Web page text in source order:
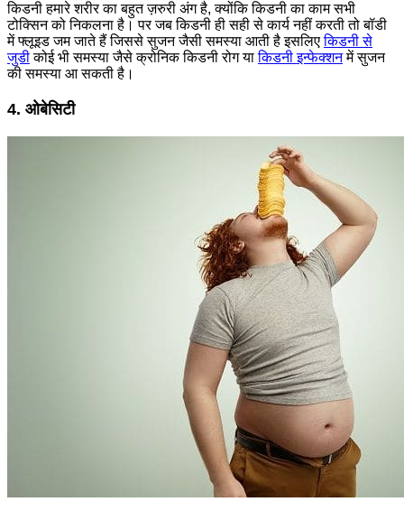
किडनी हमारे शरीर का बहुत ज़रुरी अंग है, क्योंकि किडनी का काम सभी
टोक्सिन को निकलना है। पर जब किडनी ही सही से कार्य नहीं करती तो बॉडी
में फ्लूइड जम जाते हैं जिससे सुजन जैसी समस्या आती है इसलिएकिडनी से
जुडीकोई भी समस्या जैसे क्रोनिक किडनी रोग याकिडनी इन्फेक्शनमें सुजन
की समस्या आ सकती है।
4. ओबेसिटी